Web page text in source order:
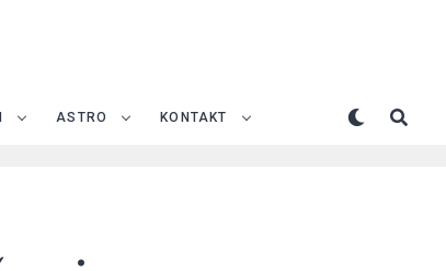
ASTRO KONTAKT